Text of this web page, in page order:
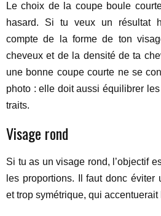
Le choix de la coupe boule
hasard. Si tu veux un résultat
compte de la forme de ton
cheveux et de la densité de ta
une bonne coupe courte ne se
photo : elle doit aussi équilibrer
traits.
Visage rond
Si tu as un visage rond, l’objectif
les proportions. Il faut donc éviter
et trop symétrique, qui accentuerait